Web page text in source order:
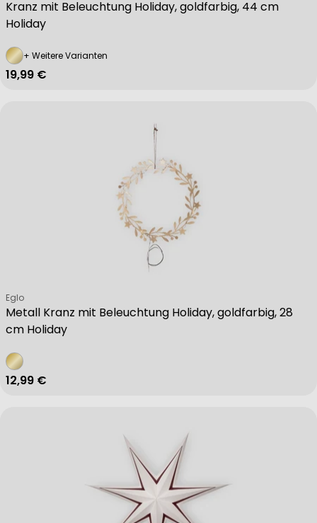
Advertising
Kranz mit Beleuchtung Holiday, goldfarbig, 44 cm
Holiday
+ Weitere Varianten
Regulärer Preis
19,99 €
Metall Kranz mit Beleuchtung Holiday, goldfarbig, 28
cm Holiday
Verkäufer:
Eglo
Regulärer Preis
12,99 €